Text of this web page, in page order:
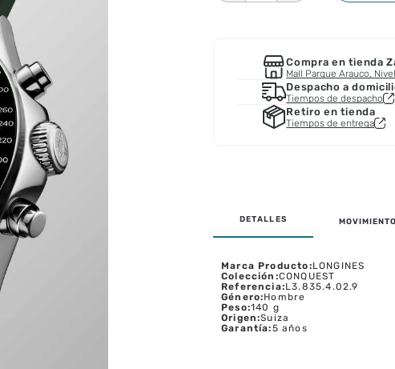
Compra en tienda
Mall Parque Arauco,
Despacho a
Tiempos de despacho
Retiro en tienda
Tiempos de entrega
Marca Producto:LONGINES
Colección :CONQUEST
Referencia:L3.835.4.02.9
Género:Hombre
Peso:140 g
Origen:Suiza
Garantía:5 años